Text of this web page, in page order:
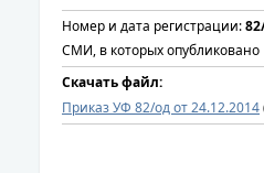
Номер и дата регистрации:
СМИ, в которых
Скачать файл:
Приказ УФ 82/од от 24.12.2014